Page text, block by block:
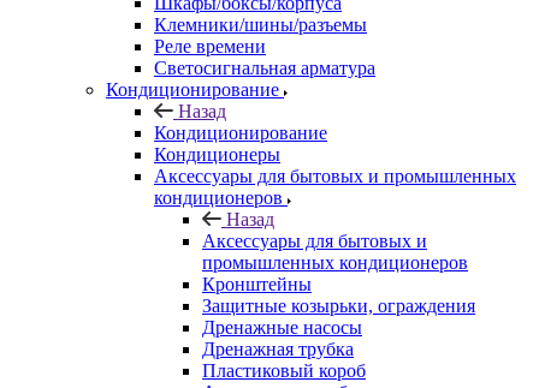
Клемники/шины/разъемы
Реле времени
Светосигнальная арматура
Кондиционирование
Назад
Кондиционирование
Кондиционеры
Аксессуары для бытовых и промышленных
кондиционеров
Назад
Аксессуары для бытовых и
промышленных кондиционеров
Кронштейны
Защитные козырьки, ограждения
Дренажные насосы
Дренажная трубка
Пластиковый короб